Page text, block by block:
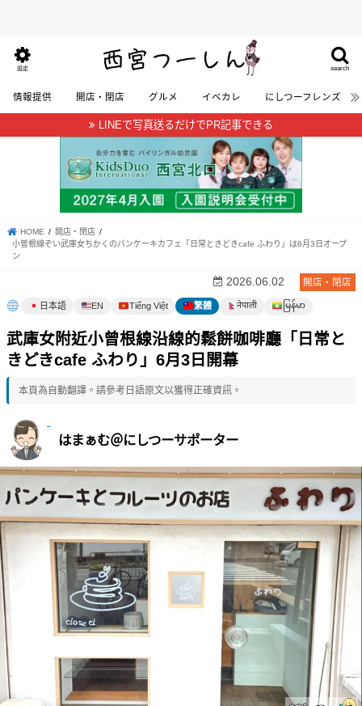
search
設定
情報提供 開店・閉店 グルメ イベカレ にしつーフレンズ
LINEで写真送るだけでPR記事できる
HOME
開店・閉店
小曽根線ぞい武庫女ちかくのパンケーキカフェ「日常ときどきcafe ふわり」は6月3日オープ
ン
開店・閉店
2026.06.02
日本語 EN Tiếng Việt 繁體 नेपाली မြန်မာ
武庫女附近小曾根線沿線的鬆餅咖啡廳「日常と
きどきcafe ふわり」6月3日開幕
本頁為自動翻譯。請參考日語原文以獲得正確資訊。
はまぁむ＠にしつーサポーター